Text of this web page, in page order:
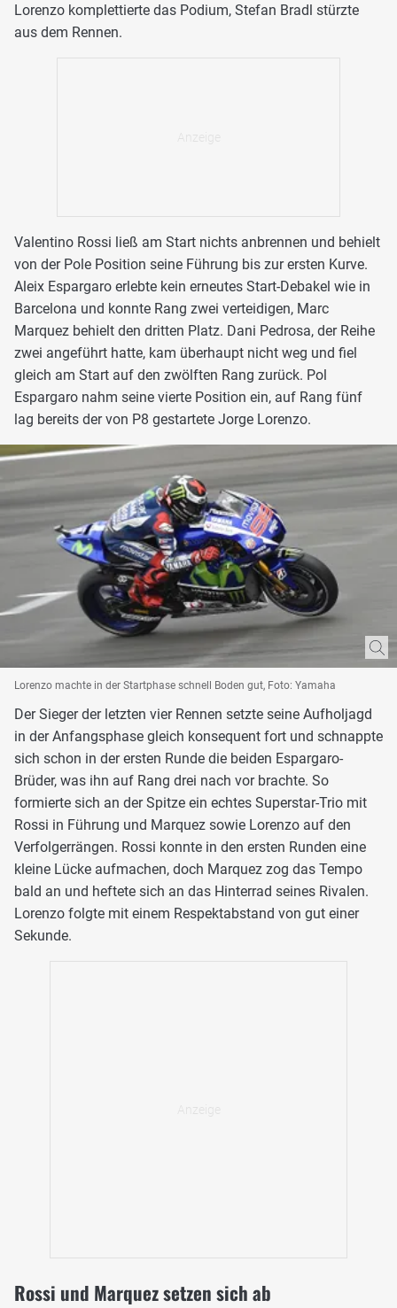
Lorenzo komplettierte das Podium, Stefan Bradl stürzte
aus dem Rennen.
Valentino Rossi ließ am Start nichts anbrennen und behielt
von der Pole Position seine Führung bis zur ersten Kurve.
Aleix Espargaro erlebte kein erneutes Start-Debakel wie in
Barcelona und konnte Rang zwei verteidigen, Marc
Marquez behielt den dritten Platz. Dani Pedrosa, der Reihe
zwei angeführt hatte, kam überhaupt nicht weg und fiel
gleich am Start auf den zwölften Rang zurück. Pol
Espargaro nahm seine vierte Position ein, auf Rang fünf
lag bereits der von P8 gestartete Jorge Lorenzo.
Lorenzo machte in der Startphase schnell Boden gut, Foto: Yamaha
Der Sieger der letzten vier Rennen setzte seine Aufholjagd
in der Anfangsphase gleich konsequent fort und schnappte
sich schon in der ersten Runde die beiden Espargaro-
Brüder, was ihn auf Rang drei nach vor brachte. So
formierte sich an der Spitze ein echtes Superstar-Trio mit
Rossi in Führung und Marquez sowie Lorenzo auf den
Verfolgerrängen. Rossi konnte in den ersten Runden eine
kleine Lücke aufmachen, doch Marquez zog das Tempo
bald an und heftete sich an das Hinterrad seines Rivalen.
Lorenzo folgte mit einem Respektabstand von gut einer
Sekunde.
Rossi und Marquez setzen sich ab